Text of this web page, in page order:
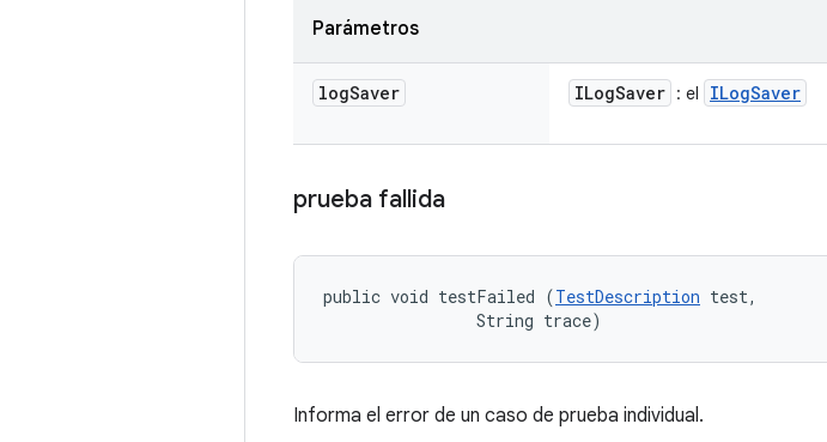
Parámetros
logSaver ILogSaver : el ILogSaver
prueba fallida
public void testFailed (TestDescription test,
                String trace)
Informa el error de un caso de prueba individual.